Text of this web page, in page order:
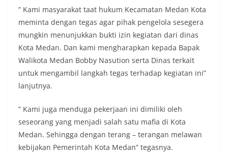
Bhabinkamtibmas dapat menghimpun informasi
awal terkait situasi sosial, potensi kerawanan,
maupun hal-hal yang dapat mengganggu
kondusivitas wilayah, khususnya menjelang
perayaan HUT Kemerdekaan RI yang biasanya
diwarnai dengan berbagai kegiatan dan
keramaian warga.‎‎Dengan adanya deteksi dini ini,
diharapkan potensi gangguan keamanan dapat
diantisipasi sejak awal sehingga situasi di
dan kondusif hingga puncak perayaan HUT
Kemerdekaan RI berlangsung.‎‎Wujud Kedekatan
Polri dengan Masyarakat‎Kegiatan sambang Door
to Door System ini merupakan salah satu bentuk
implementasi program Polri Presisi yang
” Kami masyarakat taat hukum Kecamatan Medan Kota
meminta dengan tegas agar pihak pengelola sesegera
mungkin menunjukkan bukti izin kegiatan dari dinas
Kota Medan. Dan kami mengharapkan kepada Bapak
Walikota Medan Bobby Nasution serta Dinas terkait
untuk mengambil langkah tegas terhadap kegiatan ini”
lanjutnya.
” Kami juga menduga pekerjaan ini dimiliki oleh
seseorang yang menjadi salah satu mafia di Kota
Medan. Sehingga dengan terang – terangan melawan
kebijakan Pemerintah Kota Medan” tegasnya.